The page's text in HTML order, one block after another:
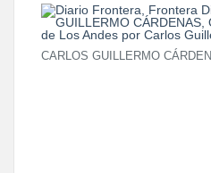
CARLOS GUILLERMO